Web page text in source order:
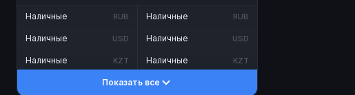
Наличные RUB
Наличные USD
Наличные KZT
Наличные RUB
Наличные USD
Наличные KZT
Показать все